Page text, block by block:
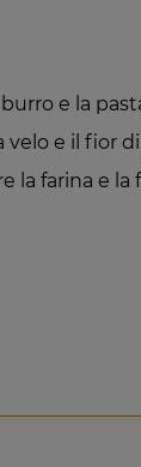
e la
velo e il fior di
la farina e la